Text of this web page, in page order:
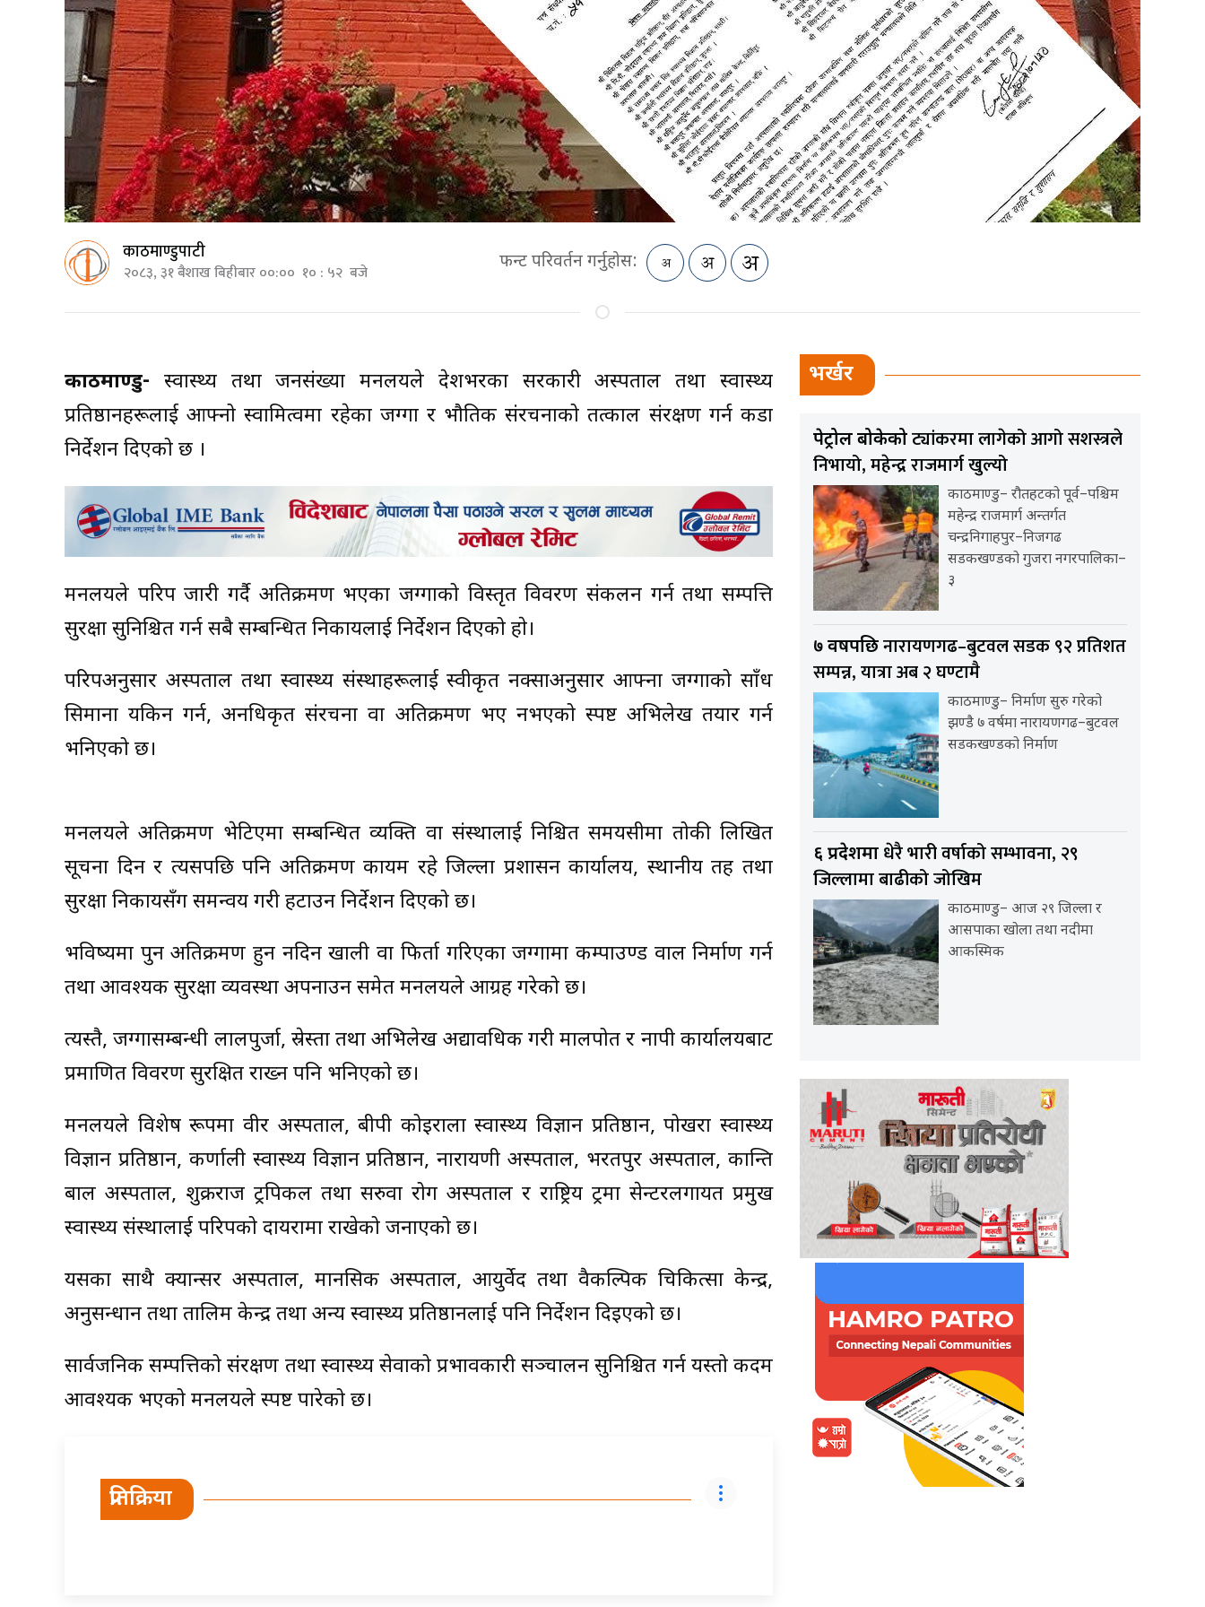
काठमाण्डुपाटी
२०८३, ३१ बैशाख बिहीबार ००:०० १० : ५२ बजे फन्ट परिवर्तन गर्नुहोस:
काठमाण्डु- स्वास्थ्य तथा जनसंख्या मन्त्रालयले देशभरका सरकारी अस्पताल तथा स्वास्थ्य
प्रतिष्ठानहरूलाई आफ्नो स्वामित्वमा रहेका जग्गा र भौतिक संरचनाको तत्काल संरक्षण गर्न कडा
निर्देशन दिएको छ ।
मन्त्रालयले परिपत्र जारी गर्दै अतिक्रमण भएका जग्गाको विस्तृत विवरण संकलन गर्न तथा सम्पत्ति
सुरक्षा सुनिश्चित गर्न सबै सम्बन्धित निकायलाई निर्देशन दिएको हाे।
परिपत्रअनुसार अस्पताल तथा स्वास्थ्य संस्थाहरूलाई स्वीकृत नक्साअनुसार आफ्ना जग्गाको साँध
सिमाना यकिन गर्न, अनधिकृत संरचना वा अतिक्रमण भए नभएको स्पष्ट अभिलेख तयार गर्न
भनिएको छ।
मन्त्रालयले अतिक्रमण भेटिएमा सम्बन्धित व्यक्ति वा संस्थालाई निश्चित समयसीमा तोकी लिखित
सूचना दिन र त्यसपछि पनि अतिक्रमण कायम रहे जिल्ला प्रशासन कार्यालय, स्थानीय तह तथा
सुरक्षा निकायसँग समन्वय गरी हटाउन निर्देशन दिएको छ।
भविष्यमा पुन अतिक्रमण हुन नदिन खाली वा फिर्ता गरिएका जग्गामा कम्पाउण्ड वाल निर्माण गर्न
तथा आवश्यक सुरक्षा व्यवस्था अपनाउन समेत मन्त्रालयले आग्रह गरेको छ।
त्यस्तै, जग्गासम्बन्धी लालपुर्जा, स्रेस्ता तथा अभिलेख अद्यावधिक गरी मालपोत र नापी कार्यालयबाट
प्रमाणित विवरण सुरक्षित राख्न पनि भनिएको छ।
मन्त्रालयले विशेष रूपमा वीर अस्पताल, बीपी कोइराला स्वास्थ्य विज्ञान प्रतिष्ठान, पोखरा स्वास्थ्य
विज्ञान प्रतिष्ठान, कर्णाली स्वास्थ्य विज्ञान प्रतिष्ठान, नारायणी अस्पताल, भरतपुर अस्पताल, कान्ति
बाल अस्पताल, शुक्रराज ट्रपिकल तथा सरुवा रोग अस्पताल र राष्ट्रिय ट्रमा सेन्टरलगायत प्रमुख
स्वास्थ्य संस्थालाई परिपत्रको दायरामा राखेको जनाएको छ।
यसका साथै क्यान्सर अस्पताल, मानसिक अस्पताल, आयुर्वेद तथा वैकल्पिक चिकित्सा केन्द्र,
अनुसन्धान तथा तालिम केन्द्र तथा अन्य स्वास्थ्य प्रतिष्ठानलाई पनि निर्देशन दिइएको छ।
सार्वजनिक सम्पत्तिको संरक्षण तथा स्वास्थ्य सेवाको प्रभावकारी सञ्चालन सुनिश्चित गर्न यस्तो कदम
आवश्यक भएको मन्त्रालयले स्पष्ट पारेको छ।
प्रतिक्रिया
भर्खर
पेट्रोल बोकेकोट्यांकरमा लागेको आगो सशस्त्रले
निभायो, महेन्द्र राजमार्ग खुल्यो
काठमाण्डु– रौतहटको पूर्व–पश्चिम
महेन्द्र राजमार्ग अन्तर्गत
चन्द्रनिगाहपुर–निजगढ
सडकखण्डको गुजरा नगरपालिका–
३
७ वर्षपछिनारायणगढ–बुटवल सडक ९२ प्रतिशत
सम्पन्न, यात्रा अब २ घण्टामै
काठमाण्डु– निर्माण सुरु गरेको
झण्डै ७ वर्षमा नारायणगढ–बुटवल
सडकखण्डको निर्माण
६ प्रदेशमा धेरै भारी वर्षाको सम्भावना, २९
जिल्लामा बाढीको जोखिम
काठमाण्डु– आज २९ जिल्ला र
आसपाका खोला तथा नदीमा
आकस्मिक